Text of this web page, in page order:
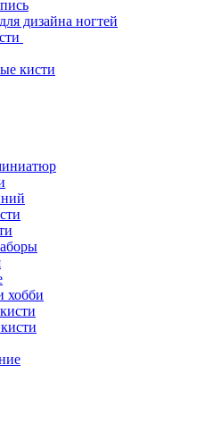
дизайна ногтей
кисти
хобби